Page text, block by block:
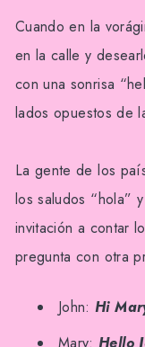
Cuando en la
en la calle y
con una sonrisa
lados opuestos de
La gente de los
los saludos “hola”
invitación a contar
pregunta con otra
John:Hi